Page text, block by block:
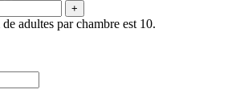
+
adultes par chambre est 10.